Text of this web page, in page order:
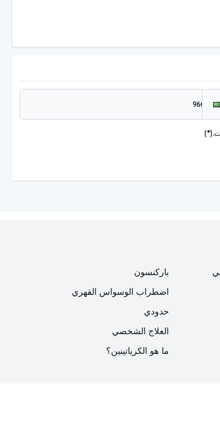
(*)
باركنسون
اضطراب الوسواس القهري
حدودي
العلاج الشخصي
ما هو الكرياتينين؟